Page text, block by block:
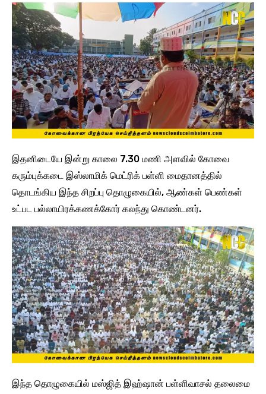
இதனிடையே இன்று காலை 7.30 மணி அளவில் கோவை
கரும்புக்கடை இஸ்லாமிக் மெட்ரிக் பள்ளி மைதானத்தில்
தொடங்கிய இந்த சிறப்பு தொழுகையில், ஆண்கள் பெண்கள்
உட்பட பல்லாயிரக்கணக்கோர் கலந்து கொண்டனர்.
இந்த தொழுகையில் மஸ்ஜித் இஹ்ஷான் பள்ளிவாசல் தலைமை